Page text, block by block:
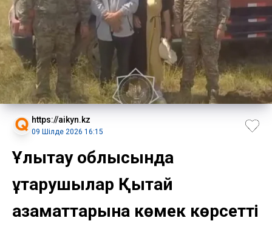
https://aikyn.kz
09 Шілде 2026 16:15
Ұлытау облысында
құтқарушылар Қытай
азаматтарына көмек көрсетті